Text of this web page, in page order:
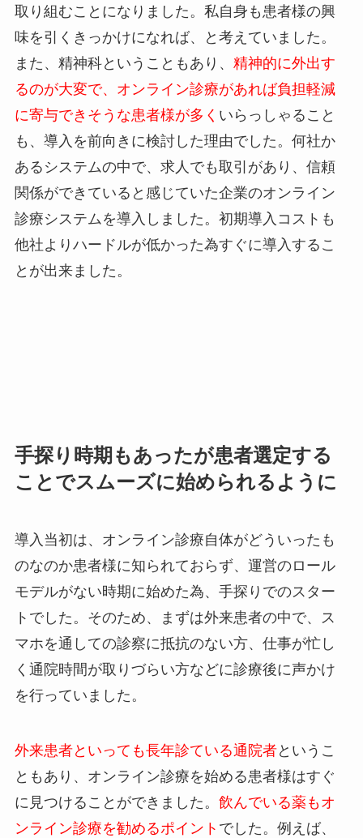
取り組むことになりました。私自身も患者様の興
味を引くきっかけになれば、と考えていました。
また、精神科ということもあり、 精神的に外出す
るのが大変で、オンライン診療があれば負担軽減
に寄与できそうな患者様が多く いらっしゃること
も、導入を前向きに検討した理由でした。何社か
あるシステムの中で、求人でも取引があり、信頼
関係ができていると感じていた企業のオンライン
診療システムを導入しました。初期導入コストも
他社よりハードルが低かった為すぐに導入するこ
とが出来ました。
手探り時期もあったが患者選定する
ことでスムーズに始められるように
導入当初は、オンライン診療自体がどういったも
のなのか患者様に知られておらず、運営のロール
モデルがない時期に始めた為、手探りでのスター
トでした。そのため、まずは外来患者の中で、ス
マホを通しての診察に抵抗のない方、仕事が忙し
く通院時間が取りづらい方などに診療後に声かけ
を行っていました。
外来患者といっても長年診ている通院者というこ
ともあり、オンライン診療を始める患者様はすぐ
に見つけることができました。 飲んでいる薬もオ
ンライン診療を勧めるポイント でした。例えば、